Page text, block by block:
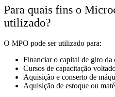
Para quais fins o
utilizado?
O MPO pode ser utilizado para:
Financiar o capital de giro da
Cursos de capacitação
Aquisição e conserto de
Aquisição de estoque ou